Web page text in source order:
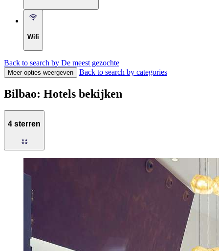
Wifi
Back to search by De meest gezochte
Meer opties weergeven Back to search by categories
Bilbao: Hotels bekijken
4 sterren